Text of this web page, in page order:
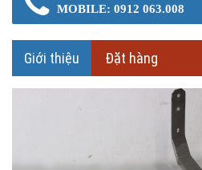
MOBILE: 0912 063.008
Giới thiệu Đặt hàng